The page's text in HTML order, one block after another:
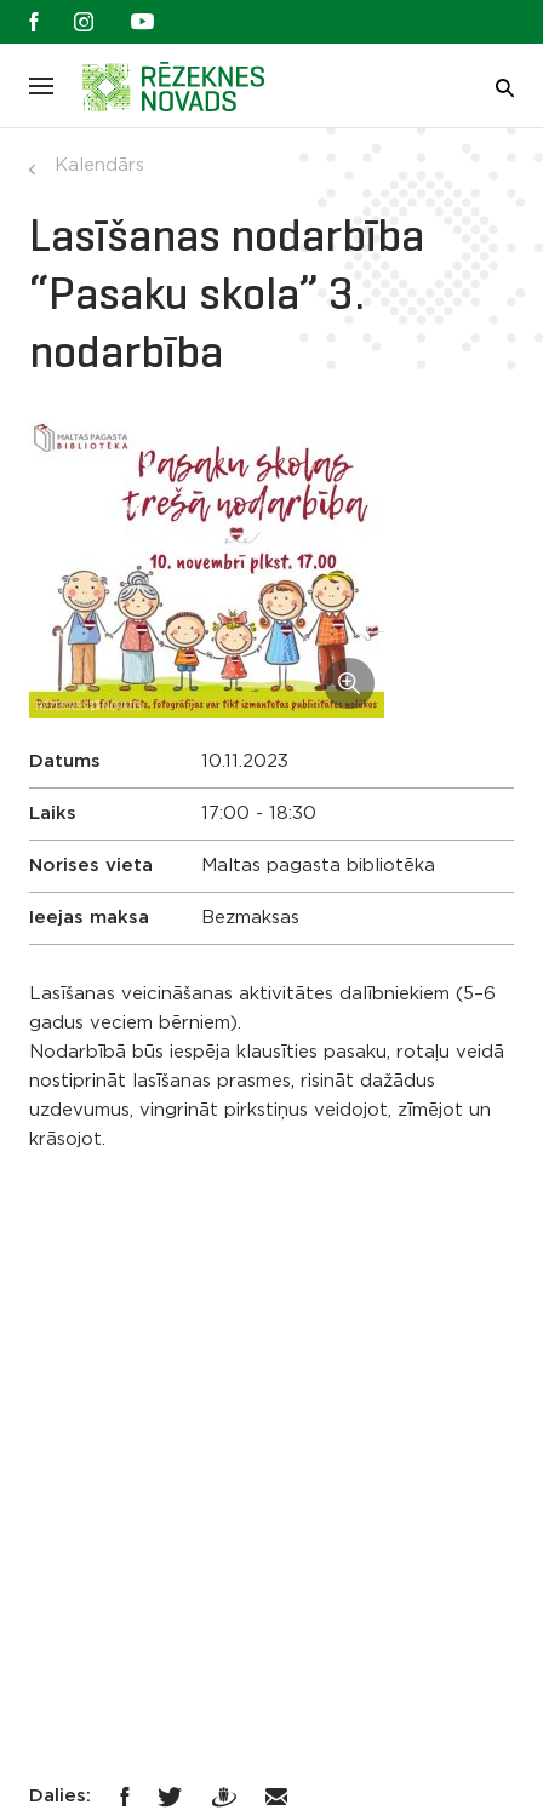
Kalendārs
Lasīšanas nodarbība
“Pasaku skola” 3.
nodarbība
Datums 10.11.2023
Laiks 17:00 - 18:30
Norises vieta Maltas pagasta bibliotēka
Ieejas maksa Bezmaksas
Lasīšanas veicināšanas aktivitātes dalībniekiem (5–6
gadus veciem bērniem).
Nodarbībā būs iespēja klausīties pasaku, rotaļu veidā
nostiprināt lasīšanas prasmes, risināt dažādus
uzdevumus, vingrināt pirkstiņus veidojot, zīmējot un
krāsojot.
Dalies: